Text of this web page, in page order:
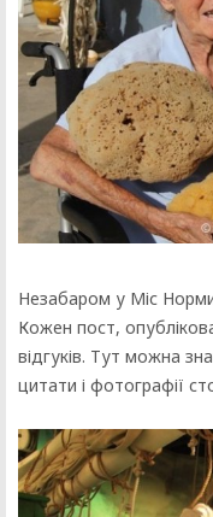
Незабаром у Міс
Кожен пост,
відгуків. Тут можна
цитати і фотографії